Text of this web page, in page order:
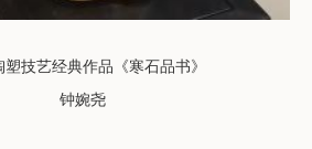
塑技艺经典作品《寒石品书》
钟婉尧